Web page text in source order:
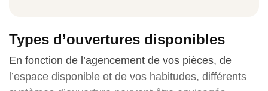
Fenêtre PVC double vitrage
Types d’ouvertures disponibles
En fonction de l’agencement de vos pièces, de
l’espace disponible et de vos habitudes, différents